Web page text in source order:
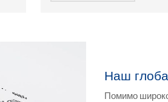
Наш
Помимо